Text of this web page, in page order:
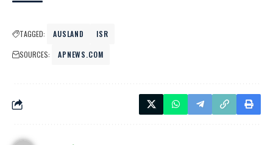
TAGGED: AUSLAND
ISR
SOURCES:
APNEWS.COM